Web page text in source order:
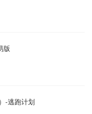
版
-逃跑计划